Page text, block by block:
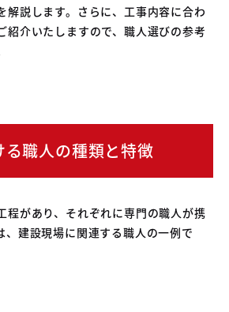
解説します。さらに、工事内容に合わ
紹介いたしますので、職人選びの参考
職人の種類と特徴
程があり、それぞれに専門の職人が携
、建設現場に関連する職人の一例で